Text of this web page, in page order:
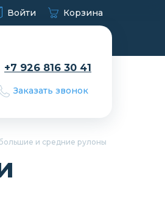
Войти Корзина
+7 926 816 30 41
Заказать звонок
и средние рулоны